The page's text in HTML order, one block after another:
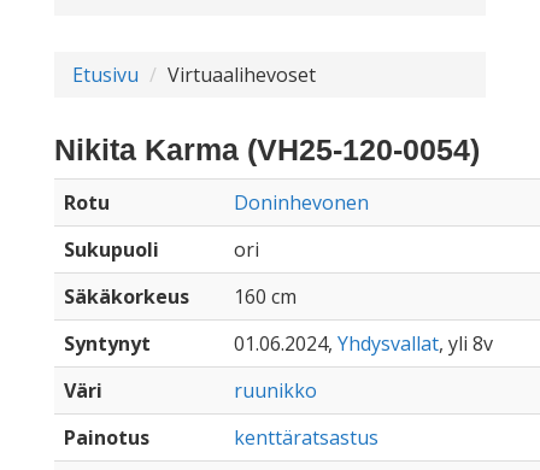
Etusivu Virtuaalihevoset
Nikita Karma (VH25-120-0054)
Rotu
Doninhevonen
Sukupuoli
ori
Säkäkorkeus
160 cm
Syntynyt
01.06.2024, Yhdysvallat, yli 8v
Väri
ruunikko
Painotus
kenttäratsastus